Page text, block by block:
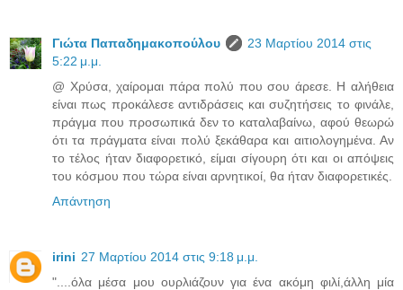
Γιώτα Παπαδημακοπούλου
23 Μαρτίου 2014 στις
5:22 μ.μ.
@ Χρύσα, χαίρομαι πάρα πολύ που σου άρεσε. Η αλήθεια
είναι πως προκάλεσε αντιδράσεις και συζητήσεις το φινάλε,
πράγμα που προσωπικά δεν το καταλαβαίνω, αφού θεωρώ
ότι τα πράγματα είναι πολύ ξεκάθαρα και αιτιολογημένα. Αν
το τέλος ήταν διαφορετικό, είμαι σίγουρη ότι και οι απόψεις
του κόσμου που τώρα είναι αρνητικοί, θα ήταν διαφορετικές.
Απάντηση
irini 27 Μαρτίου 2014 στις 9:18 μ.μ.
"....όλα μέσα μου ουρλιάζουν για ένα ακόμη φιλί,άλλη μία